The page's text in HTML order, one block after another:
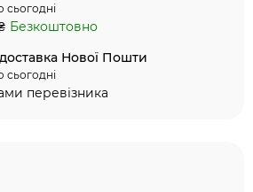
сьогодні
Безкоштовно
Нової Пошти
сьогодні
перевізника